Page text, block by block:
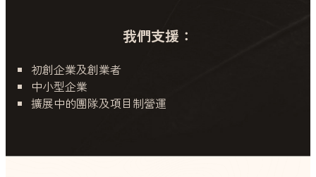
我們支援：
初創企業及創業者
中小型企業
擴展中的團隊及項目制營運